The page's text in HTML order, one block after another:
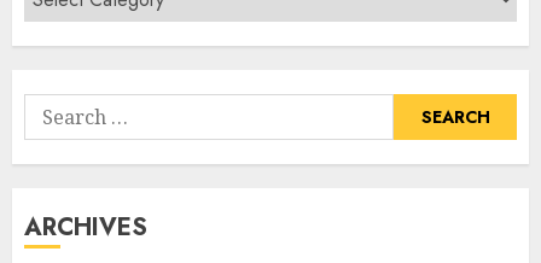
Senarai
Tumbuhan
Search
for:
ARCHIVES